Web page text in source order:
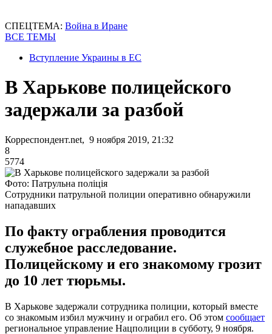
СПЕЦТЕМА: Война в Иране
ВСЕ ТЕМЫ
Вступление Украины в ЕС
В Харькове полицейского
задержали за разбой
Корреспондент.net, 9 ноября 2019, 21:32
8
5774
Фото: Патрульна поліція
Сотрудники патрульной полиции оперативно обнаружили
нападавших
По факту ограбления проводится
служебное расследование.
Полицейскому и его знакомому грозит
до 10 лет тюрьмы.
В Харькове задержали сотрудника полиции, который вместе
со знакомым избил мужчину и ограбил его. Об этом сообщает
региональное управление Нацполиции в субботу, 9 ноября.